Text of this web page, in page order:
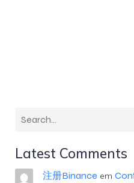
Latest Comments
注册Binance em